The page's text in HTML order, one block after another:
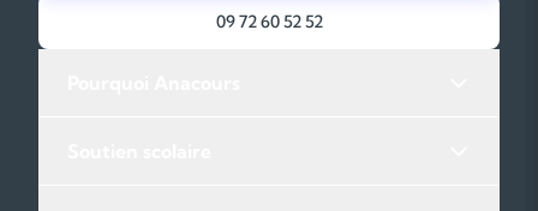
09 72 60 52 52